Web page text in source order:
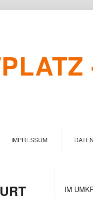
IMPRESSUM
IM